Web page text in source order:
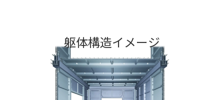
躯体構造イメージ